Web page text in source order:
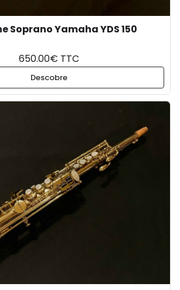
Soprano Yamaha YDS 150
650.00€ TTC
Descobre